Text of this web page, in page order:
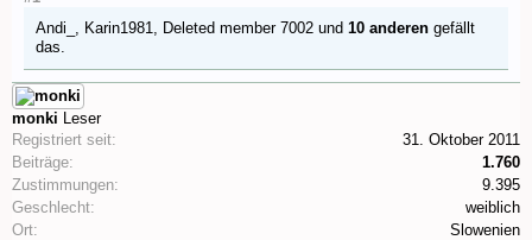
Andi_ , Karin1981, Deleted member 7002 und 10 anderen gefällt
das.
monki Leser
Registriert seit:
31. Oktober 2011
Beiträge:
1.760
Zustimmungen:
9.395
Geschlecht:
weiblich
Ort:
Slowenien